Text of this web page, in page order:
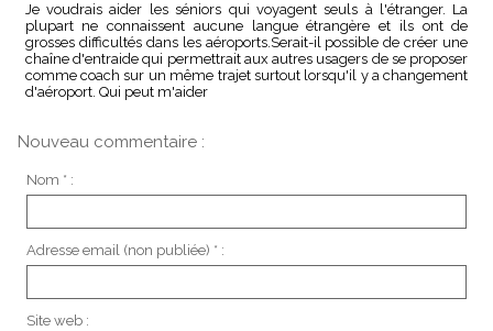
Je voudrais aider les séniors qui voyagent seuls à l'étranger. La
plupart ne connaissent aucune langue étrangère et ils ont de
grosses difficultés dans les aéroports.Serait-il possible de créer une
chaîne d'entraide qui permettrait aux autres usagers de se proposer
comme coach sur un même trajet surtout lorsqu'il y a changement
d'aéroport. Qui peut m'aider
Nouveau commentaire :
Nom * :
Adresse email (non publiée) * :
Site web :